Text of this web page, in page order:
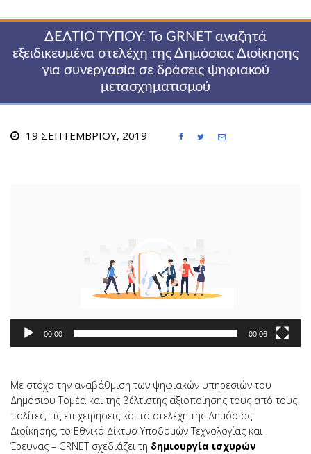
ΔΕΛΤΙΟ ΤΥΠΟΥ: Το GRNET αναζητά
εξειδικευμένα στελέχη της Δημόσιας Διοίκησης
για συνεργασία σε δράσεις ψηφιακού
μετασχηματισμού
19 ΣΕΠΤΕΜΒΡΊΟΥ, 2019   
00:00 00:06
Με στόχο την αναβάθμιση των ψηφιακών υπηρεσιών του
Δημόσιου Τομέα και της βέλτιστης αξιοποίησης τους από τους
πολίτες, τις επιχειρήσεις και τα στελέχη της Δημόσιας
Διοίκησης, το Εθνικό Δίκτυο Υποδομών Τεχνολογίας και
Έρευνας – GRNET σχεδιάζει τη δημιουργία ισχυρών